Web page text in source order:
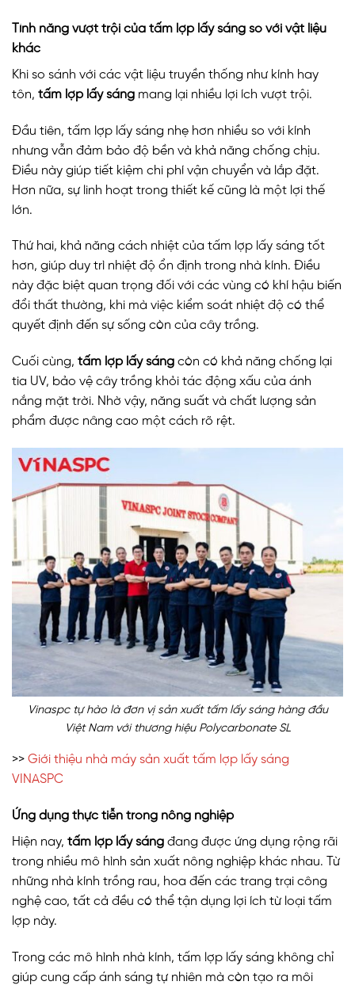
Tính năng vượt trội của tấm lợp lấy sáng so với vật liệu
khác
Khi so sánh với các vật liệu truyền thống như kính hay
tôn, tấm lợp lấy sáng mang lại nhiều lợi ích vượt trội.
Đầu tiên, tấm lợp lấy sáng nhẹ hơn nhiều so với kính
nhưng vẫn đảm bảo độ bền và khả năng chống chịu.
Điều này giúp tiết kiệm chi phí vận chuyển và lắp đặt.
Hơn nữa, sự linh hoạt trong thiết kế cũng là một lợi thế
lớn.
Thứ hai, khả năng cách nhiệt của tấm lợp lấy sáng tốt
hơn, giúp duy trì nhiệt độ ổn định trong nhà kính. Điều
này đặc biệt quan trọng đối với các vùng có khí hậu biến
đổi thất thường, khi mà việc kiểm soát nhiệt độ có thể
quyết định đến sự sống còn của cây trồng.
Cuối cùng, tấm lợp lấy sáng còn có khả năng chống lại
tia UV, bảo vệ cây trồng khỏi tác động xấu của ánh
nắng mặt trời. Nhờ vậy, năng suất và chất lượng sản
phẩm được nâng cao một cách rõ rệt.
Vinaspc tự hào là đơn vị sản xuất tấm lấy sáng hàng đầu
Việt Nam với thương hiệu Polycarbonate SL
>> Giới thiệu nhà máy sản xuất tấm lợp lấy sáng
VINASPC
Ứng dụng thực tiễn trong nông nghiệp
Hiện nay, tấm lợp lấy sáng đang được ứng dụng rộng rãi
trong nhiều mô hình sản xuất nông nghiệp khác nhau. Từ
những nhà kính trồng rau, hoa đến các trang trại công
nghệ cao, tất cả đều có thể tận dụng lợi ích từ loại tấm
lợp này.
Trong các mô hình nhà kính, tấm lợp lấy sáng không chỉ
giúp cung cấp ánh sáng tự nhiên mà còn tạo ra môi